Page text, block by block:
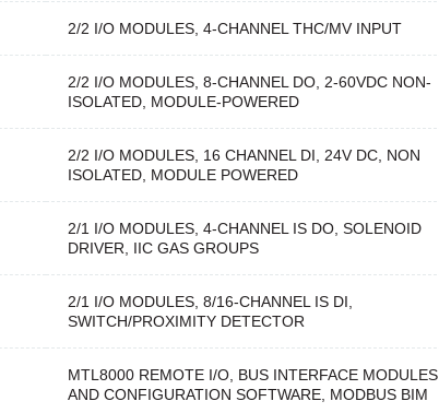
2/2 I/O MODULES, 4-CHANNEL THC/MV INPUT
2/2 I/O MODULES, 8-CHANNEL DO, 2-60VDC NON-
ISOLATED, MODULE-POWERED
2/2 I/O MODULES, 16 CHANNEL DI, 24V DC, NON
ISOLATED, MODULE POWERED
2/1 I/O MODULES, 4-CHANNEL IS DO, SOLENOID
DRIVER, IIC GAS GROUPS
2/1 I/O MODULES, 8/16-CHANNEL IS DI,
SWITCH/PROXIMITY DETECTOR
MTL8000 REMOTE I/O, BUS INTERFACE MODULES
AND CONFIGURATION SOFTWARE, MODBUS BIM